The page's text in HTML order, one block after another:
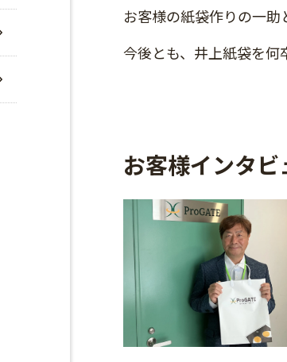
お客様の紙袋作りの一助
今後とも、井上紙袋を何
お客様インタビ